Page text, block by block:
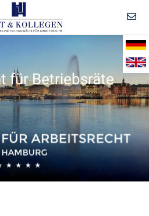
für Betriebsräte